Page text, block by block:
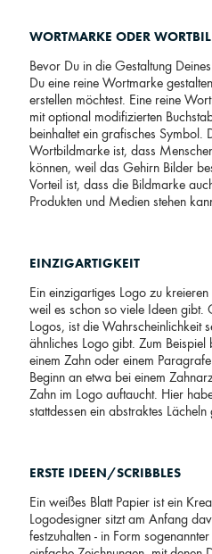
WORTMARKE ODER
Bevor Du in die Gestaltung
Du eine reine Wortmarke
erstellen möchtest. Eine reine
mit optional modifizierten
beinhaltet ein grafisches Symbol.
Wortbildmarke ist, dass
können, weil das Gehirn Bilder
Vorteil ist, dass die Bildmarke
Produkten und Medien stehen
EINZIGARTIGKEIT
Ein einzigartiges Logo zu
weil es schon so viele Ideen gibt.
Logos, ist die Wahrscheinlichkeit
ähnliches Logo gibt. Zum
einem Zahn oder einem
Beginn an etwa bei einem
Zahn im Logo auftaucht. Hier
stattdessen ein abstraktes Lächeln
ERSTE IDEEN/SCRIBBLES
Ein weißes Blatt Papier ist ein
Logodesigner sitzt am Anfang
festzuhalten - in Form